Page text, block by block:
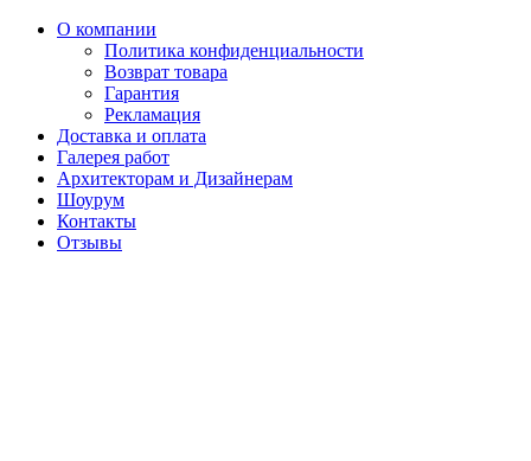
О компании
Политика конфиденциальности
Возврат товара
Гарантия
Рекламация
Доставка и оплата
Галерея работ
Архитекторам и Дизайнерам
Шоурум
Контакты
Отзывы